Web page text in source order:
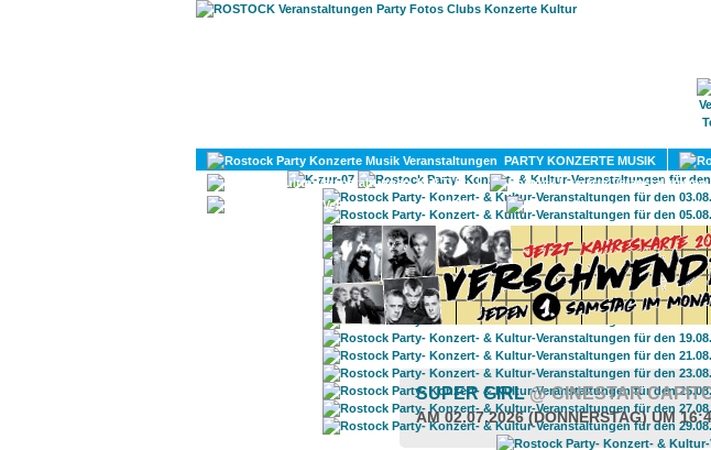
PARTY KONZERTE MUSIK
KULTUR
DIVERSES
SUPER GIRL@ CINESTAR
AM 02.07.2026 (DONNERSTAG) UM